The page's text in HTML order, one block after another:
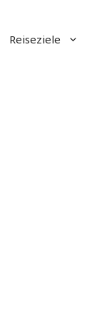
Reiseziele